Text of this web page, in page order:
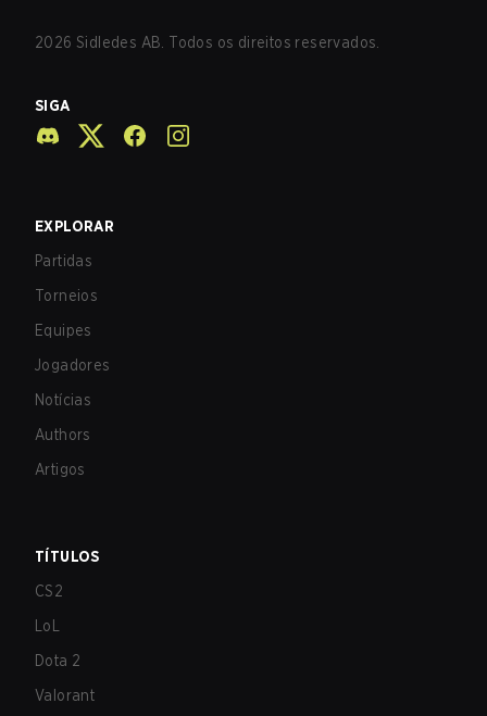
2026 Sidledes AB. Todos os direitos reservados.
SIGA
EXPLORAR
Partidas
Torneios
Equipes
Jogadores
Notícias
Authors
Artigos
TÍTULOS
CS2
LoL
Dota 2
Valorant